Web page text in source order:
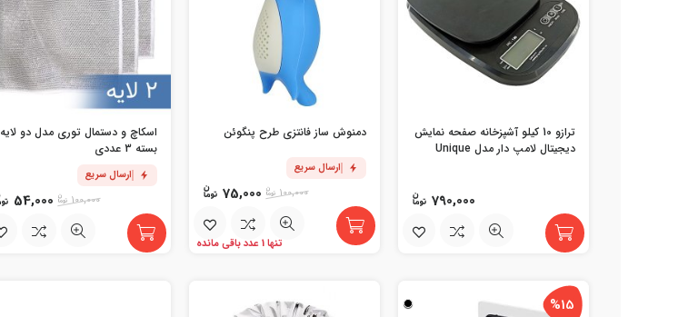
ترازو 10 کیلو آشپزخانه صفحه نمایش
دیجیتال لامپ دار مدل Unique
790,000
دمنوش ساز فانتزی طرح پنگوئن
ارسال سریع
100,000
75,000
تنها 1 عدد باقی مانده
اسکاچ و دستمال توری مدل دو لایه
بسته 3 عددی
ارسال سریع
100,000
54,000
%15